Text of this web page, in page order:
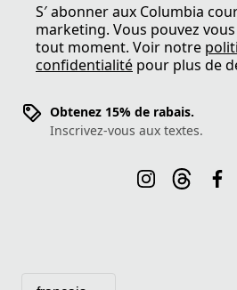
S′ abonner aux Columbia
marketing. Vous pouvez
tout moment. Voir notre
confidentialité pour plus de
Obtenez 15% de rabais.
Inscrivez-vous aux textes.